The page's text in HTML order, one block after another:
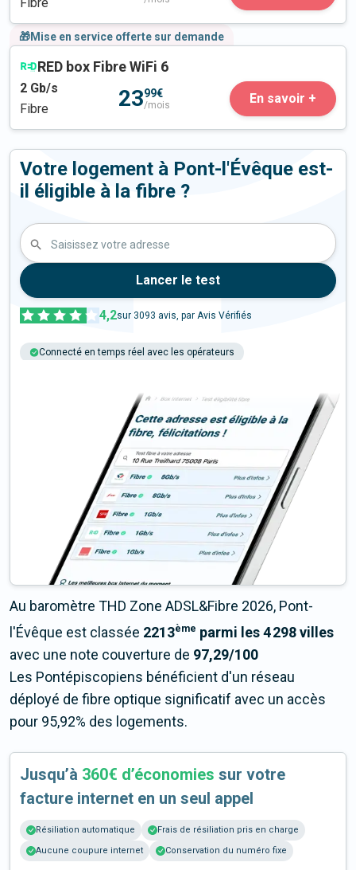
Fibre
🎁Mise en service offerte sur demande
RED box Fibre WiFi 6
2 Gb/s
Fibre
2399€
/mois En savoir +
Votre logement à Pont-l'Évêque est-
il éligible à la fibre ?
Saisissez votre adresse
Lancer le test
4,2sur 3093 avis, par Avis Vérifiés
Connecté en temps réel avec les opérateurs
Au baromètre THD Zone ADSL&Fibre 2026, Pont-
l'Évêque est classée 2213ème parmi les 4 298 villes
avec une note couverture de 97,29/100
Les Pontépiscopiens bénéficient d'un réseau
déployé de fibre optique significatif avec un accès
pour 95,92% des logements.
Jusqu’à 360€ d’économies sur votre
facture internet en un seul appel
Résiliation automatique
Frais de résiliation pris en charge
Aucune coupure internet
Conservation du numéro fixe